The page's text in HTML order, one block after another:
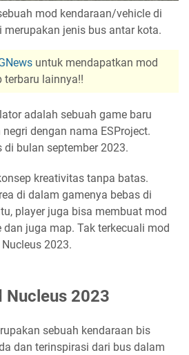
mod kendaraan/vehicle di
merupakan jenis bus antar kota.
untuk mendapatkan mod
terbaru lainnya!!
adalah sebuah game baru
dengan nama ESProject.
bulan september 2023.
kreativitas tanpa batas.
di dalam gamenya bebas di
player juga bisa membuat mod
juga map. Tak terkecuali mod
2023.
Nucleus 2023
sebuah kendaraan bis
dan terinspirasi dari bus dalam